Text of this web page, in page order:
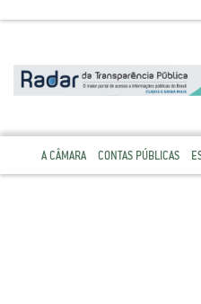
A CÂMARA CONTAS PÚBLICAS